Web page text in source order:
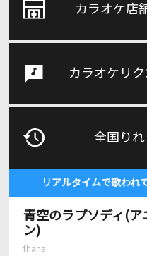
カラオケ店
カラオケリク
全国りれ
リアルタイムで歌われ
青空のラプソディ(ア
ン)
fhana